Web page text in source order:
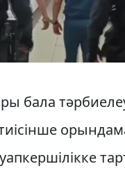
бала